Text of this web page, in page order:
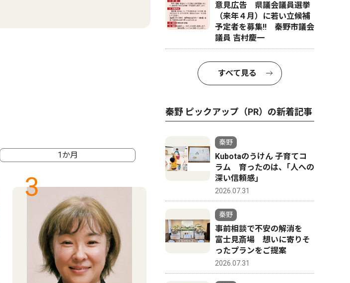
1か月
3
意見広告 県議会議員選挙
（来年４月）に若い立候補
予定者を募集‼ 秦野市議会
議員 吉村慶一
すべて見る
秦野 ピックアップ（PR）の新着記事
秦野
Kubotaのうけん 子育てコ
ラム 育ったのは、｢人への
深い信頼感｣
2026.07.31
秦野
事前相談で不安の解消を
富士見斎場 想いに寄りそ
ったプランをご提案
2026.07.31